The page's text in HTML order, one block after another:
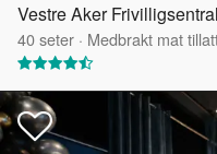
Vestre Aker
40seter · Medbrakt mat